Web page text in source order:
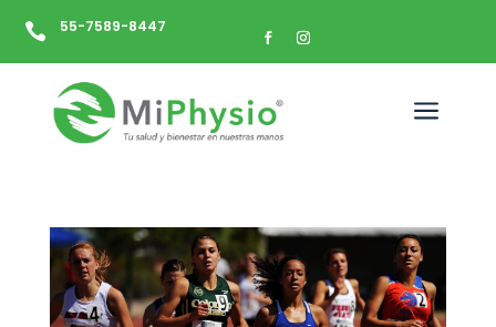
 55-7589-8447
a